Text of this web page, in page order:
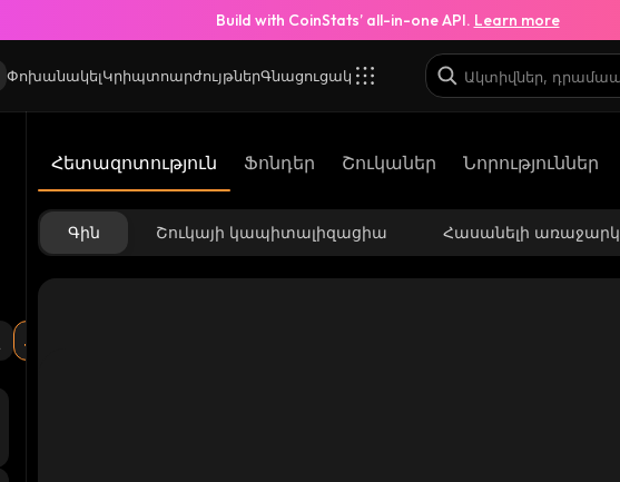
Build with CoinStats’ all-in-one API. Learn more
ՓոխանակելԿրիպտոարժույթներԳնացուցակ
Հետազոտություն Ֆոնդեր Շուկաներ Նորություններ
Գին Շուկայի կապիտալիզացիա Հասանելի առաջարկ